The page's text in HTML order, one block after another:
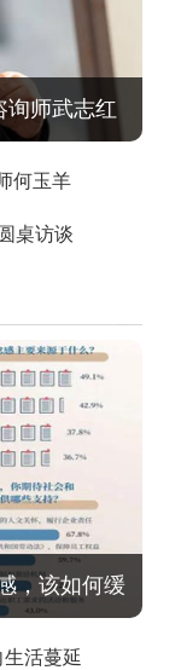
师武志红
何玉羊
桌访谈
，该如何缓
生活蔓延